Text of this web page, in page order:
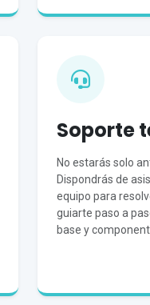
Soporte
No estarás solo
Dispondrás de
equipo para
guiarte paso a
base y